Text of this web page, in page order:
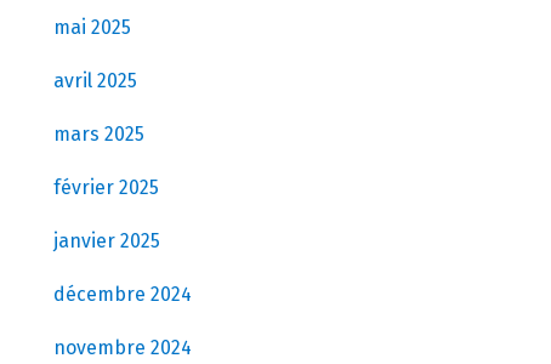
mai 2025
avril 2025
mars 2025
février 2025
janvier 2025
décembre 2024
novembre 2024